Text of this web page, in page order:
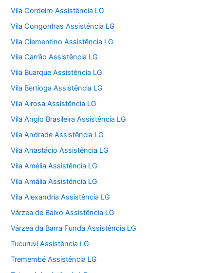
Vila Cordeiro Assistência LG
Vila Congonhas Assistência LG
Vila Clementino Assistência LG
Vila Carrão Assistência LG
Vila Buarque Assistência LG
Vila Bertioga Assistência LG
Vila Airosa Assistência LG
Vila Anglo Brasileira Assistência LG
Vila Andrade Assistência LG
Vila Anastácio Assistência LG
Vila Amélia Assistência LG
Vila Amália Assistência LG
Vila Alexandria Assistência LG
Várzea de Baixo Assistência LG
Várzea da Barra Funda Assistência LG
Tucuruvi Assistência LG
Tremembé Assistência LG